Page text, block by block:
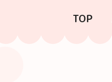
TOP